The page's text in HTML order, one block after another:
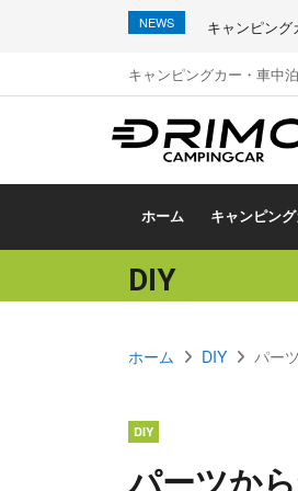
NEWS キャンピング
キャンピングカー・車中
ホーム キャンピン
DIY
ホーム DIY パー
DIY
パーツか